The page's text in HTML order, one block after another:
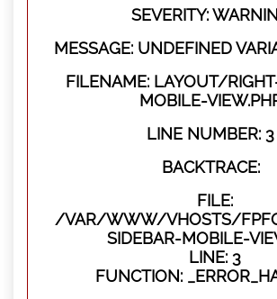
SEVERITY:
MESSAGE: UNDEFINED
FILENAME: LAYOUT/
MOBILE-
LINE NUMBER: 3
BACKTRACE:
FILE:
/VAR/WWW/VHOSTS/
SIDEBAR-MOBILE-
LINE: 3
FUNCTION: